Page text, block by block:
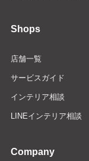
Shops
店舗一覧
サービスガイド
インテリア相談
LINEインテリア相談
Company